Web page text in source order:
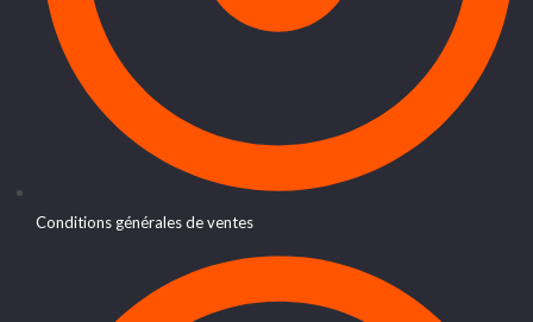
Conditions générales de ventes